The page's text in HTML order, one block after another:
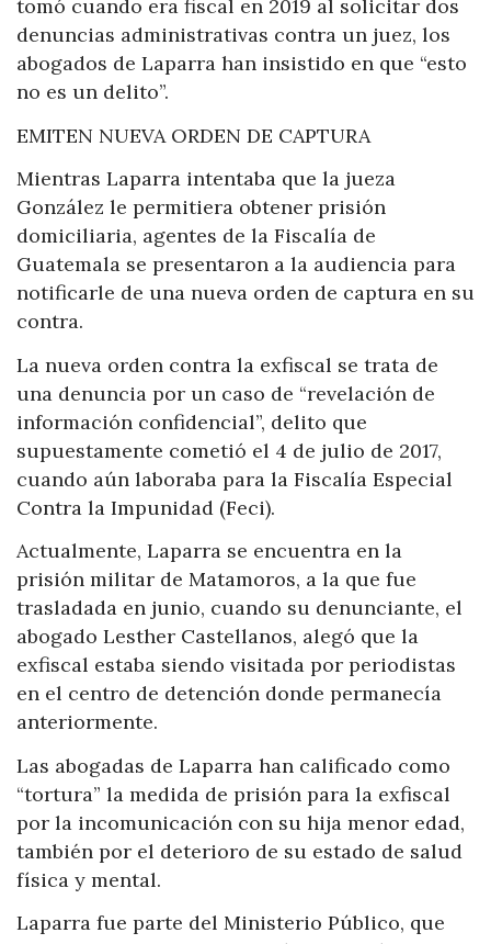
tomó cuando era fiscal en 2019 al solicitar dos
denuncias administrativas contra un juez, los
abogados de Laparra han insistido en que “esto
no es un delito”.
EMITEN NUEVA ORDEN DE CAPTURA
Mientras Laparra intentaba que la jueza
González le permitiera obtener prisión
domiciliaria, agentes de la Fiscalía de
Guatemala se presentaron a la audiencia para
notificarle de una nueva orden de captura en su
contra.
La nueva orden contra la exfiscal se trata de
una denuncia por un caso de “revelación de
información confidencial”, delito que
supuestamente cometió el 4 de julio de 2017,
cuando aún laboraba para la Fiscalía Especial
Contra la Impunidad (Feci).
Actualmente, Laparra se encuentra en la
prisión militar de Matamoros, a la que fue
trasladada en junio, cuando su denunciante, el
abogado Lesther Castellanos, alegó que la
exfiscal estaba siendo visitada por periodistas
en el centro de detención donde permanecía
anteriormente.
Las abogadas de Laparra han calificado como
“tortura” la medida de prisión para la exfiscal
por la incomunicación con su hija menor edad,
también por el deterioro de su estado de salud
física y mental.
Laparra fue parte del Ministerio Público, que